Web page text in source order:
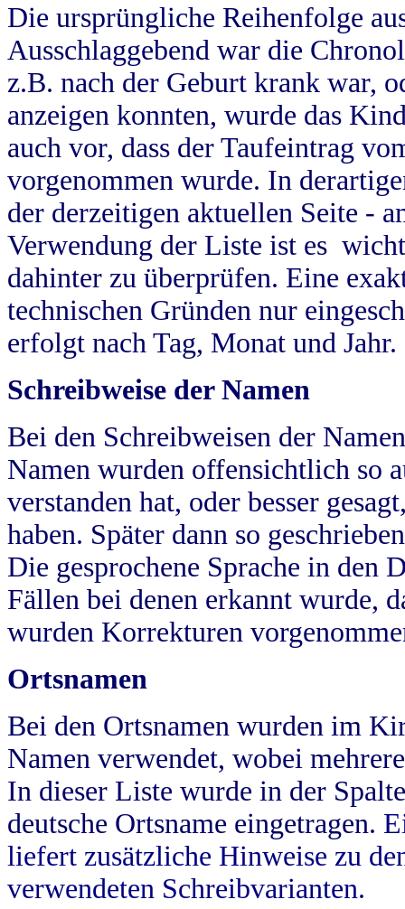
Die ursprüngliche Reihenfolge
Ausschlaggebend war die
z.B. nach der Geburt krank war,
anzeigen konnten, wurde das
auch vor, dass der Taufeintrag
vorgenommen wurde. In
der derzeitigen aktuellen Seite -
Verwendung der Liste ist es
dahinter zu überprüfen. Eine
technischen Gründen nur
erfolgt nach Tag, Monat und Jahr.
Schreibweise der Namen
Bei den Schreibweisen der
Namen wurden offensichtlich so
verstanden hat, oder besser
haben. Später dann so
Die gesprochene Sprache in
Fällen bei denen erkannt wurde,
wurden Korrekturen
Ortsnamen
Bei den Ortsnamen wurden im
Namen verwendet, wobei
In dieser Liste wurde in der
deutsche Ortsname eingetragen.
liefert zusätzliche Hinweise zu
verwendeten Schreibvarianten.